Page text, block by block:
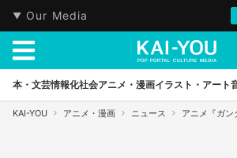
Our Media
本・文芸情報化社会アニメ・漫画イラスト・アート
KAI-YOU アニメ・漫画 ニュース アニメ『ガ